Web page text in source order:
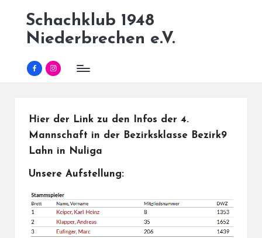
Schachklub 1948
Niederbrechen e.V.
Facebook
Instagram
Hier der Link zu den Infos der 4.
Mannschaft in der Bezirksklasse Bezirk9
Lahn in Nuliga
Unsere Aufstellung: